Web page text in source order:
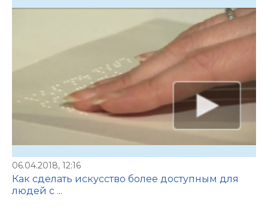
06.04.2018, 12:16
Как сделать искусство более доступным для
людей с ...